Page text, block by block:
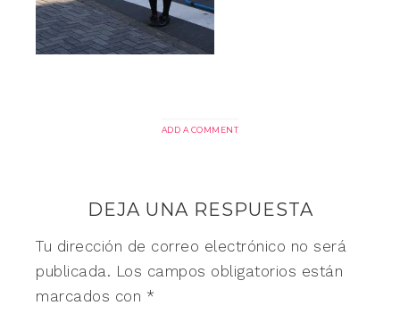
ADD A COMMENT
DEJA UNA RESPUESTA
Tu dirección de correo electrónico no será
publicada. Los campos obligatorios están
marcados con *